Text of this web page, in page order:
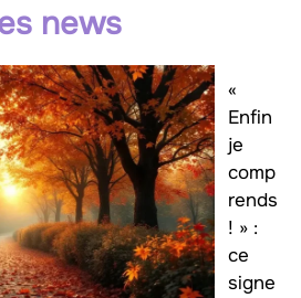
news
«
Enfin
je
comp
rends
! » :
ce
signe